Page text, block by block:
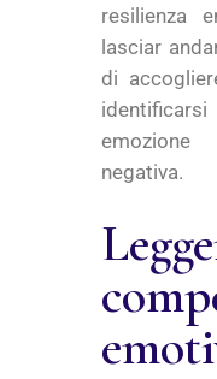
resilienza
lasciar
di
negativa.